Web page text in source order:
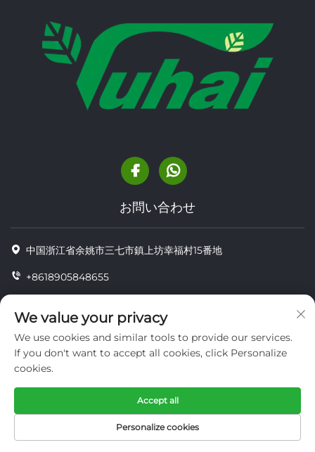
お問い合わせ
中国浙江省余姚市三七市鎮上坊幸福村15番地
+8618905848655
[email protected]
プライバシー
We value your privacy
We use cookies and similar tools to provide our services.
If you don't want to accept all cookies, click Personalize
cookies.
Personalize cookies
Accept all